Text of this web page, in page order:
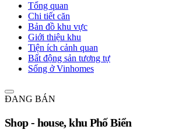
Tổng quan
Chi tiết căn
Bản đồ khu vực
Giới thiệu khu
Tiện ích cảnh quan
Bất động sản tương tự
Sống ở Vinhomes
ĐANG BÁN
Shop - house, khu Phố Biển